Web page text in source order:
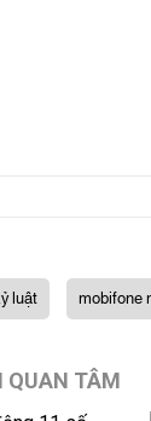
luật mobifone
QUAN TÂM